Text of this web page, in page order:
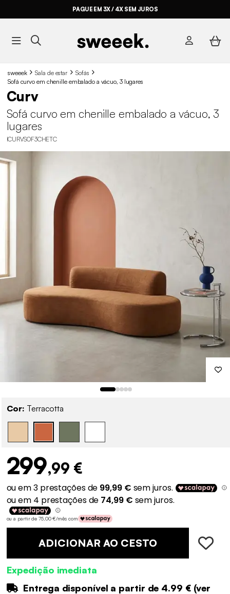
PAGUE EM 3X / 4X SEM JUROS
sweeek Sala de estar
Sofás
Sofá curvo em chenille embalado a vácuo, 3 lugares
Curv
Sofá curvo em chenille embalado a vácuo, 3
lugares
ICURVSOF3CHETC
Cor: Terracotta
299,99 €
ou a partir de 75,00 €/mês com
ADICIONAR AO CESTO
Expedição imediata
Entrega disponível a partir de 4.99 €(ver